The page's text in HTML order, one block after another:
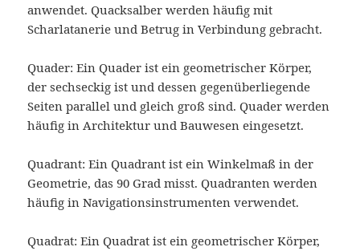
anwendet. Quacksalber werden häufig mit
Scharlatanerie und Betrug in Verbindung gebracht.
Quader: Ein Quader ist ein geometrischer Körper,
der sechseckig ist und dessen gegenüberliegende
Seiten parallel und gleich groß sind. Quader werden
häufig in Architektur und Bauwesen eingesetzt.
Quadrant: Ein Quadrant ist ein Winkelmaß in der
Geometrie, das 90 Grad misst. Quadranten werden
häufig in Navigationsinstrumenten verwendet.
Quadrat: Ein Quadrat ist ein geometrischer Körper,